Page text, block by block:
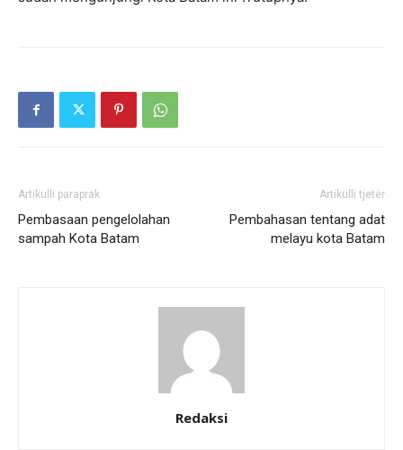
Artikulli paraprak
Pembasaan pengelolahan
sampah Kota Batam
Artikulli tjetër
Pembahasan tentang adat
melayu kota Batam
Redaksi